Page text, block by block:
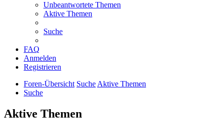
Unbeantwortete Themen
Aktive Themen
Suche
FAQ
Anmelden
Registrieren
Foren-Übersicht SucheAktive Themen
Suche
Aktive Themen